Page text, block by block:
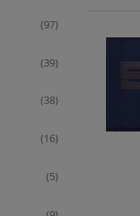
(97)
(39)
(38)
(16)
(5)